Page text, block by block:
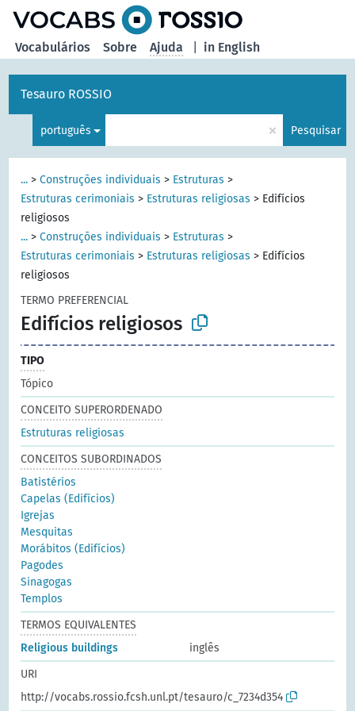
in English
Vocabulários Sobre Ajuda
Tesauro ROSSIO
português × Pesquisar
... >Construções individuais > Estruturas >
Estruturas cerimoniais > Estruturas religiosas > Edifícios
religiosos
... >Construções individuais > Estruturas >
Estruturas cerimoniais > Estruturas religiosas > Edifícios
religiosos
TERMO PREFERENCIAL
Edifícios religiosos
TIPO
Tópico
CONCEITO SUPERORDENADO
Estruturas religiosas
CONCEITOS SUBORDINADOS
Batistérios
Capelas (Edifícios)
Igrejas
Mesquitas
Morábitos (Edifícios)
Pagodes
Sinagogas
Templos
TERMOS EQUIVALENTES
Religious buildings
inglês
URI
http://vocabs.rossio.fcsh.unl.pt/tesauro/c_7234d354